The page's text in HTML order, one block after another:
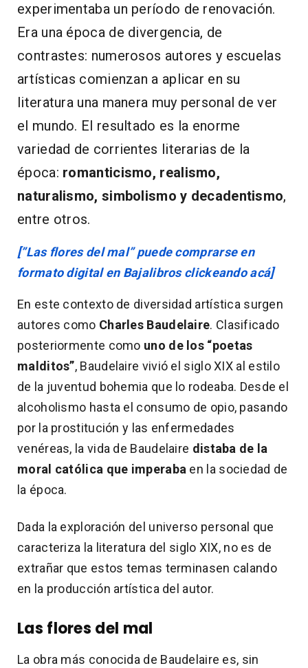
experimentaba un período de renovación.
Era una época de divergencia, de
contrastes: numerosos autores y escuelas
artísticas comienzan a aplicar en su
literatura una manera muy personal de ver
el mundo. El resultado es la enorme
variedad de corrientes literarias de la
época: romanticismo, realismo,
naturalismo, simbolismo y decadentismo,
entre otros.
[”Las flores del mal” puede comprarse en
formato digital en Bajalibros clickeando acá]
En este contexto de diversidad artística surgen
autores como Charles Baudelaire. Clasificado
posteriormente como uno de los “poetas
malditos”, Baudelaire vivió el siglo XIX al estilo
de la juventud bohemia que lo rodeaba. Desde el
alcoholismo hasta el consumo de opio, pasando
por la prostitución y las enfermedades
venéreas, la vida de Baudelaire distaba de la
moral católica que imperaba en la sociedad de
la época.
Dada la exploración del universo personal que
caracteriza la literatura del siglo XIX, no es de
extrañar que estos temas terminasen calando
en la producción artística del autor.
Las flores del mal
La obra más conocida de Baudelaire es, sin